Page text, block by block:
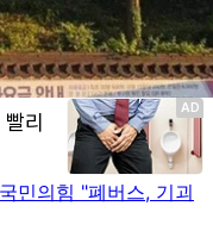
민의힘 "폐버스, 기괴